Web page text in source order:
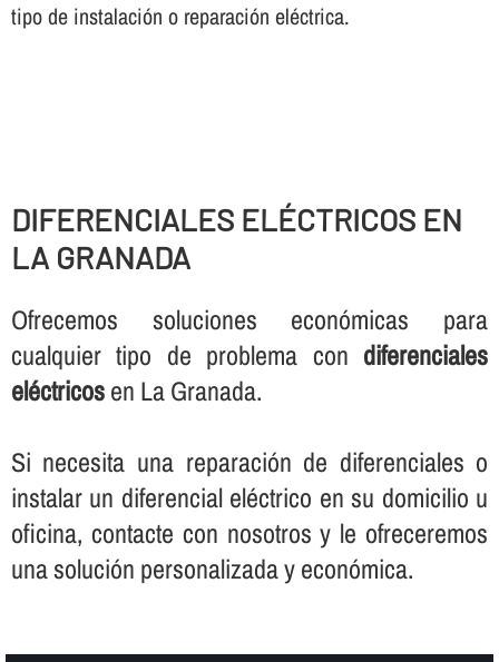
tipo de instalación o reparación eléctrica.
DIFERENCIALES ELÉCTRICOS EN
LA GRANADA
Ofrecemos soluciones económicas para
cualquier tipo de problema con diferenciales
eléctricosen La Granada.
Si necesita una reparación de diferenciales o
instalar un diferencial eléctrico en su domicilio u
oficina, contacte con nosotros y le ofreceremos
una solución personalizada y económica.